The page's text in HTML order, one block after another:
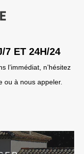
7 ET 24H/24
l’immédiat, n’hésitez
ou à nous appeler.